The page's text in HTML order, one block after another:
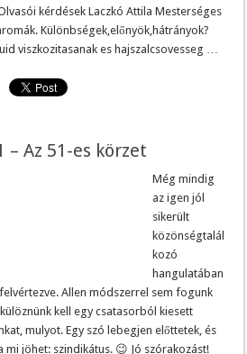
kérdések Laczkó Attila Mesterséges
Különbségek,előnyök,hátrányok?
viszkozitasanak es hajszalcsovesseg …
– Az 51-es körzet
Még mindig
az igen jól
sikerült
közönségtalál
kozó
hangulatában
felvértezve. Allen módszerrel sem fogunk
kell egy csatasorból kiesett
mulyot. Egy szó lebegjen előttetek, és
jöhet: szindikátus. 😉 Jó szórakozást!